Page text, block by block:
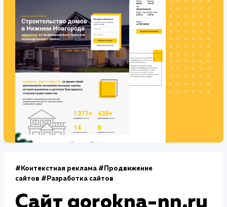
Тематика : Деревянное домостроение
Регион: Нижний Новгород и Нижегородская область
Дизайн : Разработка дизайна
Дизайн
2 недели
Верстка
2 недели
Отладка